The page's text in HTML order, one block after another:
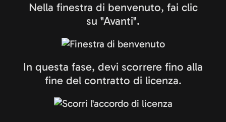
Nella finestra di benvenuto, fai clic
su "Avanti".
In questa fase, devi scorrere fino alla
fine del contratto di licenza.